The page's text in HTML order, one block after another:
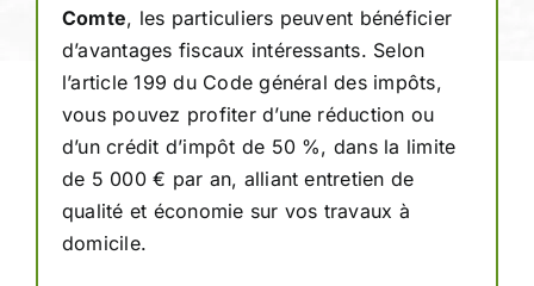
Comte, les particuliers peuvent bénéficier
d’avantages fiscaux intéressants. Selon
l’article 199 du Code général des impôts,
vous pouvez profiter d’une réduction ou
d’un crédit d’impôt de 50 %, dans la limite
de 5 000 € par an, alliant entretien de
qualité et économie sur vos travaux à
domicile.